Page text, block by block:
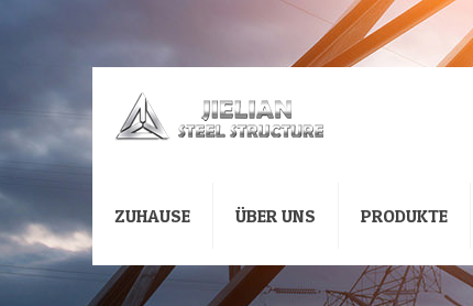
ZUHAUSE ÜBER UNS PRODUKTE